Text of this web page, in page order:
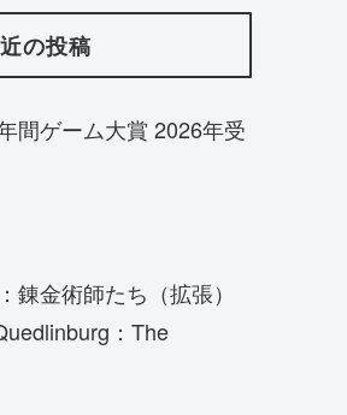
の投稿
間ゲーム大賞 2026年受
錬金術師たち（拡張）
：The